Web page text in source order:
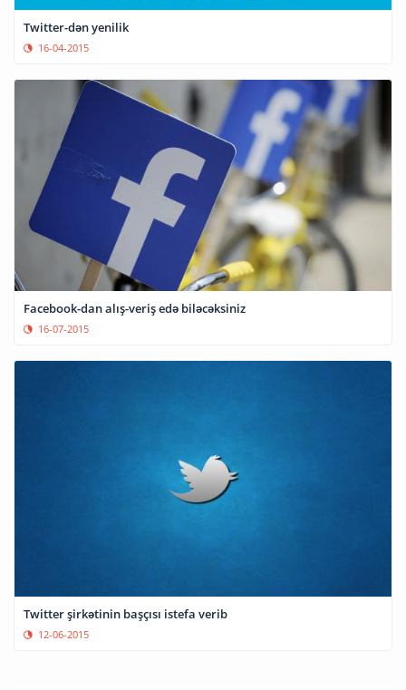
Twitter-dən yenilik
16-04-2015
Facebook-dan alış-veriş edə biləcəksiniz
16-07-2015
Twitter şirkətinin başçısı istefa verib
12-06-2015